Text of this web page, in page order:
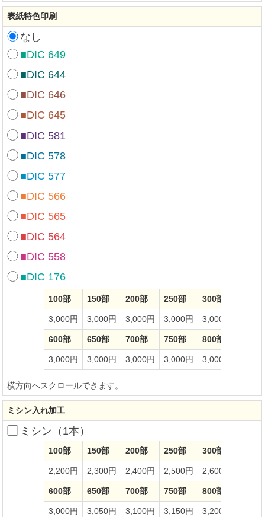
表紙特色印刷
なし
■DIC 649
■DIC 644
■DIC 646
■DIC 645
■DIC 581
■DIC 578
■DIC 577
■DIC 566
■DIC 565
■DIC 564
■DIC 558
■DIC 176
100部 150部 200部 250部 300部
3,000円 3,000円 3,000円 3,000円 3,000円
600部 650部 700部 750部 800部
3,000円 3,000円 3,000円 3,000円 3,000円
横方向へスクロールできます。
ミシン入れ加工
ミシン（1本）
100部 150部 200部 250部 300部
2,200円 2,300円 2,400円 2,500円 2,600円
600部 650部 700部 750部 800部
3,000円 3,050円 3,100円 3,150円 3,200円